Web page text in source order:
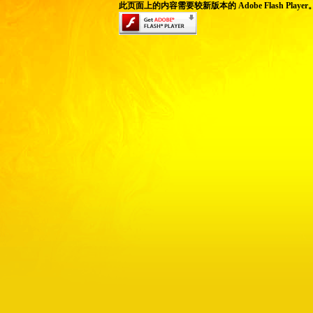
此页面上的内容需要较新版本的 Adobe Flash Player